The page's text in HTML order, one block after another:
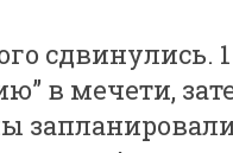
сдвинулись.
в мечети,